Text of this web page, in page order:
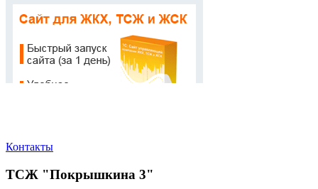
Контакты
ТСЖ "Покрышкина 3"